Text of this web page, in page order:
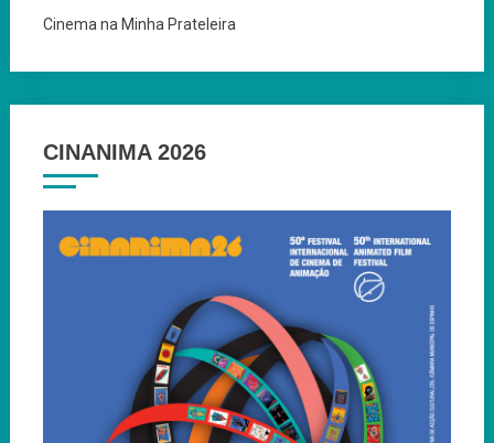
Cinema na Minha Prateleira
CINANIMA 2026